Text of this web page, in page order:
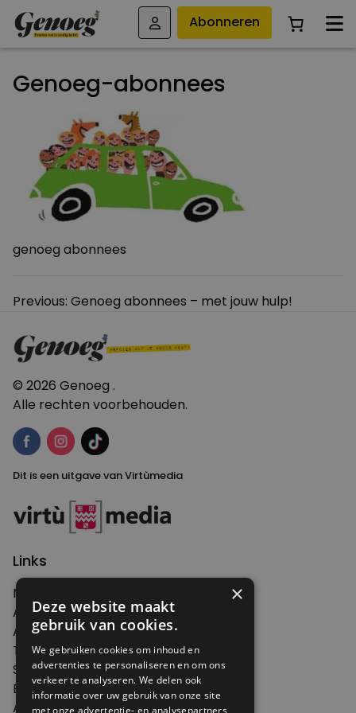
Abonneren
Genoeg-abonnees
genoeg abonnees
Bericht
Previous: Genoeg abonnees – met jouw hulp!
© 2026 Genoeg .
Alle rechten voorbehouden.
Dit is een uitgave van Virtùmedia
Links
Nieuws
Artikelen
Agenda
Thema's
Shop
Edities
Abonneren
×
Deze website maakt
gebruik van cookies.
We gebruiken cookies om inhoud en
advertenties te personaliseren en om ons
verkeer te analyseren. We delen ook
informatie over uw gebruik van onze site
met onze advertentie- en analysepartners,